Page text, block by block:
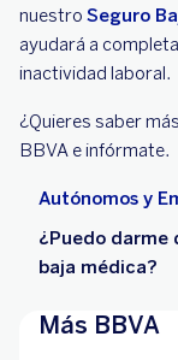
nuestro Seguro
ayudará a
inactividad laboral.
¿Quieres saber
BBVA e infórmate.
Autónomos y
¿Puedo darme
baja médica?
Más BBVA